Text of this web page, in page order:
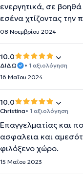
ενεργητικά, σε
εσένα χτίζοντας την
08 Νοεμβρίου 2024
10.0
ΔΙΔΩ
• 1 αξιολόγηση
16 Μαΐου 2024
10.0
Christina• 1 αξιολόγηση
Επαγγελματίας και
ασφαλεια και
φιλόξενο χώρο.
15 Μαΐου 2023